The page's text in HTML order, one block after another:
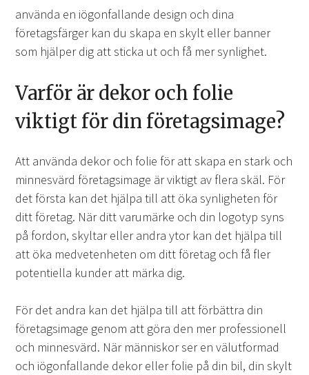
använda en iögonfallande design och dina
företagsfärger kan du skapa en skylt eller banner
som hjälper dig att sticka ut och få mer synlighet.
Varför är dekor och folie
viktigt för din företagsimage?
Att använda dekor och folie för att skapa en stark och
minnesvärd företagsimage är viktigt av flera skäl. För
det första kan det hjälpa till att öka synligheten för
ditt företag. När ditt varumärke och din logotyp syns
på fordon, skyltar eller andra ytor kan det hjälpa till
att öka medvetenheten om ditt företag och få fler
potentiella kunder att märka dig.
För det andra kan det hjälpa till att förbättra din
företagsimage genom att göra den mer professionell
och minnesvärd. När människor ser en välutformad
och iögonfallande dekor eller folie på din bil, din skylt